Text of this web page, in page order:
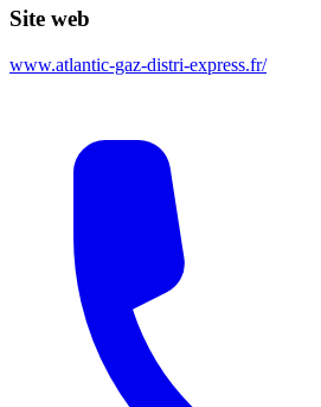
Site web
www.atlantic-gaz-distri-express.fr/